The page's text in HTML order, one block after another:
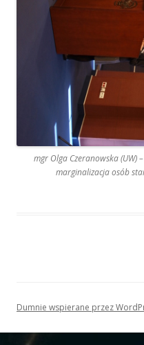
mgr Olga Czeranowska (UW)
marginalizacja osób
Dumnie wspierane przez